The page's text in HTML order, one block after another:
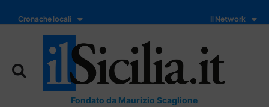
Cronache locali Il Network
Fondato da Maurizio Scaglione